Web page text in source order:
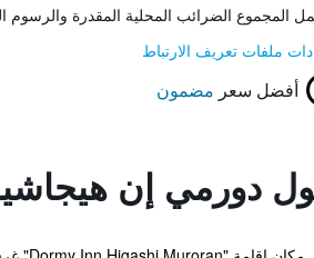
المجموع الضرائب المحلية المقدرة والرسوم
ملفات تعريف الارتباط
أفضل سعر مضمون
دورمي إن